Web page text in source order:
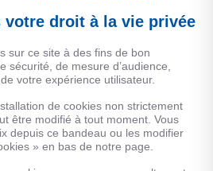
LEGALES
personnelles
votre droit à la vie privée
sur ce site à des fins de bon
sécurité, de mesure d’audience,
votre expérience utilisateur.
de cookies non strictement
être modifié à tout moment. Vous
depuis ce bandeau ou les modifier
» en bas de notre page.